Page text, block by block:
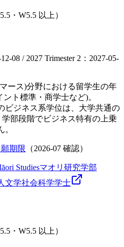
・W5.5 以上）
08 / 2027 Trimester 2：2027-05-
ース)分野における留学生の年
ト標準・商学士など)。
ビジネス系学位は、大学共通の
部段階でビジネス特有の上乗
期限 （2026-07 確認）
Studiesマオリ研究学部
文学社会科学学士
・W5.5 以上）